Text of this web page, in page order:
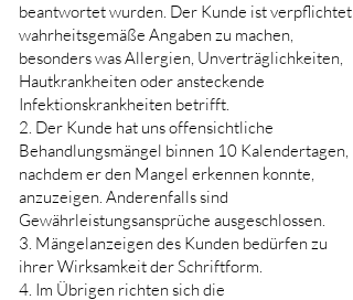
beantwortet wurden. Der Kunde ist verpflichtet
wahrheitsgemäße Angaben zu machen,
besonders was Allergien, Unverträglichkeiten,
Hautkrankheiten oder ansteckende
Infektionskrankheiten betrifft.
2. Der Kunde hat uns offensichtliche
Behandlungsmängel binnen 10 Kalendertagen,
nachdem er den Mangel erkennen konnte,
anzuzeigen. Anderenfalls sind
Gewährleistungsansprüche ausgeschlossen.
3. Mängelanzeigen des Kunden bedürfen zu
ihrer Wirksamkeit der Schriftform.
4. Im Übrigen richten sich die